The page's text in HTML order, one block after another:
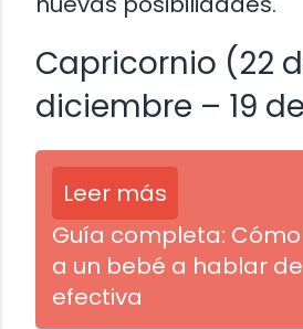
Capricornio (22
diciembre – 19
Leer más
Guía completa:
a un bebé a hablar
efectiva